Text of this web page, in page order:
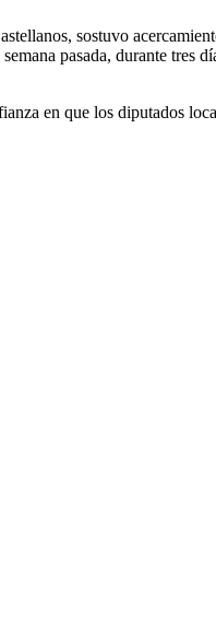
sostuvo
pasada, durante tres
en que los diputados